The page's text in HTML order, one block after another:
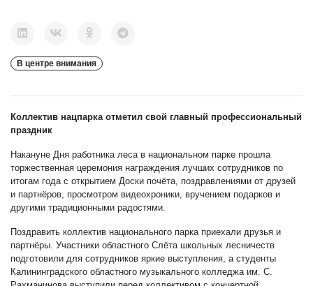
В центре внимания
Коллектив нацпарка отметил свой главный профессиональный
праздник
Накануне Дня работника леса в национальном парке прошла
торжественная церемония награждения лучших сотрудников по
итогам года с открытием Доски почёта, поздравлениями от друзей
и партнёров, просмотром видеохроники, вручением подарков и
другими традиционными радостями.
Поздравить коллектив национального парка приехали друзья и
партнёры. Участники областного Слёта школьных лесничеств
подготовили для сотрудников яркие выступления, а студенты
Калининградского областного музыкального колледжа им. С.